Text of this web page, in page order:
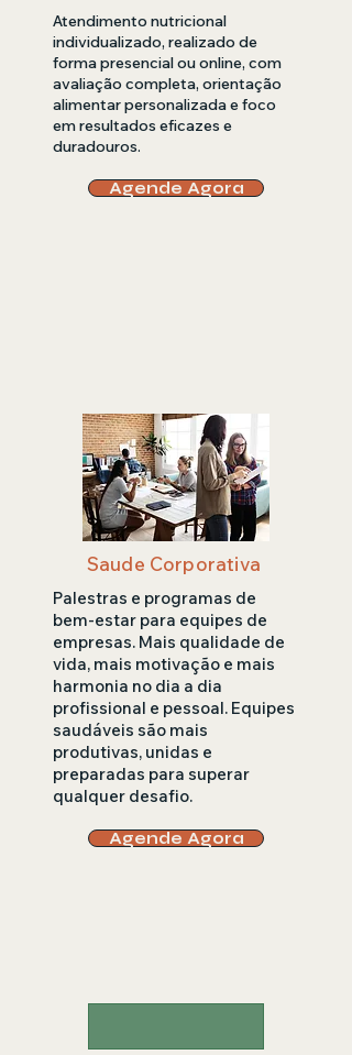
Atendimento nutricional
individualizado, realizado de
forma presencial ou online, com
avaliação completa, orientação
alimentar personalizada e foco
em resultados eficazes e
duradouros.
Agende Agora
Saude Corporativa
Palestras e programas de
bem-estar para equipes de
empresas. Mais qualidade de
vida, mais motivação e mais
harmonia no dia a dia
profissional e pessoal. Equipes
saudáveis são mais
produtivas, unidas e
preparadas para superar
qualquer desafio.
Agende Agora